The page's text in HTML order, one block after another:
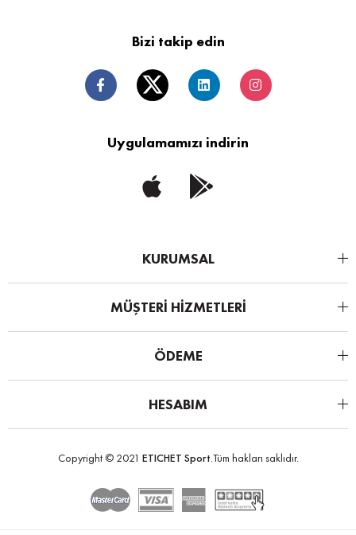
Bizi takip edin
Uygulamamızı indirin
KURUMSAL
MÜŞTERİ HİZMETLERİ
ÖDEME
HESABIM
Copyright © 2021 ETICHET Sport .Tüm hakları saklıdır.